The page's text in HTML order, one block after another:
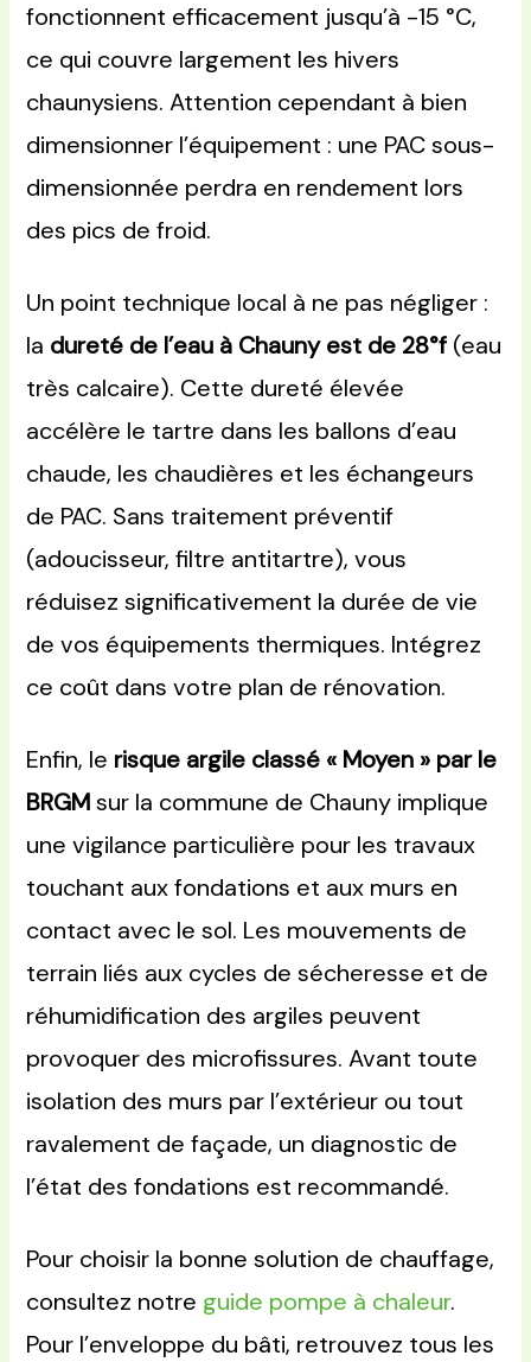
fonctionnent efficacement jusqu’à -15 °C,
ce qui couvre largement les hivers
chaunysiens. Attention cependant à bien
dimensionner l’équipement : une PAC sous-
dimensionnée perdra en rendement lors
des pics de froid.
Un point technique local à ne pas négliger :
la dureté de l’eau à Chauny est de 28°f (eau
très calcaire). Cette dureté élevée
accélère le tartre dans les ballons d’eau
chaude, les chaudières et les échangeurs
de PAC. Sans traitement préventif
(adoucisseur, filtre antitartre), vous
réduisez significativement la durée de vie
de vos équipements thermiques. Intégrez
ce coût dans votre plan de rénovation.
Enfin, le risque argile classé « Moyen » par le
BRGMsur la commune de Chauny implique
une vigilance particulière pour les travaux
touchant aux fondations et aux murs en
contact avec le sol. Les mouvements de
terrain liés aux cycles de sécheresse et de
réhumidification des argiles peuvent
provoquer des microfissures. Avant toute
isolation des murs par l’extérieur ou tout
ravalement de façade, un diagnostic de
l’état des fondations est recommandé.
Pour choisir la bonne solution de chauffage,
consultez notre guide pompe à chaleur.
Pour l’enveloppe du bâti, retrouvez tous les